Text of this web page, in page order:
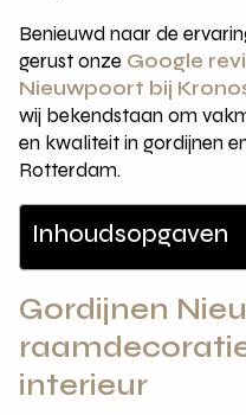
Benieuwd naar de
gerust onze Google
Nieuwpoort bij
wij bekendstaan om
en kwaliteit in gordijnen
Rotterdam.
Inhoudsopgaven
Gordijnen
interieur